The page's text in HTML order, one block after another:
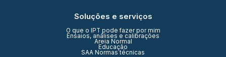
Soluções e serviços
O que o IPT pode fazer por mim
Ensaios, análises e calibrações
Areia Normal
Educação
SAA Normas técnicas